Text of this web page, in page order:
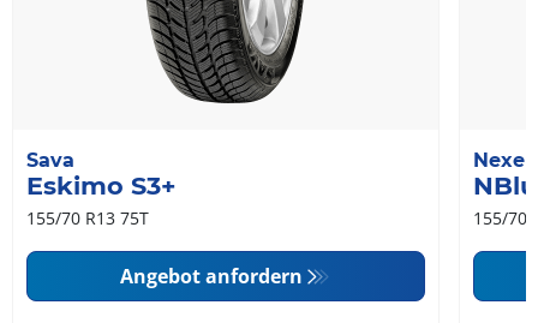
Sava
Eskimo S3+
155/70 R13 75T
Angebot anfordern
Nexen
155/70